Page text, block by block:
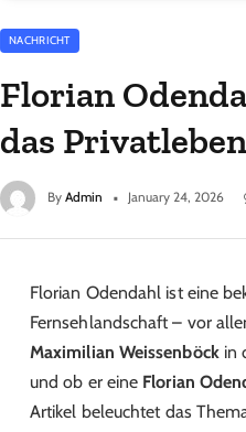
NACHRICHT
Florian
das
By Admin January 24, 2026
Florian Odendahl ist eine
Fernsehlandschaft – vor
Maximilian Weissenböckin
und ob er eine Florian
Artikel beleuchtet das